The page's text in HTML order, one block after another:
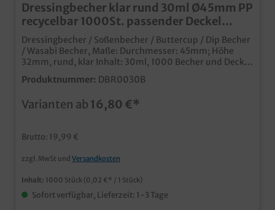
Dressingbecher klar rund 30ml Ø45mm PP
recycelbar 1000St. passender Deckel
wählbar
Dressingbecher / Soßenbecher / Buttercup / Dip Becher
/ Wasabi Becher, Maße: Durchmesser: 45mm; Höhe
32mm, rund, klar Inhalt: 30ml, 1000 Becher und Deckel
separat bestellbar Klarer Verpackungsbecher in runder
Ausführung Ideal für Dressings, Dips oder Saucen
Kunststoff (recycelbar)
Produktnummer: DBR0030B
Varianten ab 16,80 €*
Brutto: 19,99 €
zzgl. MwSt und Versandkosten
Inhalt: 1000 Stück (0,02 €* / 1 Stück)
Sofort verfügbar, Lieferzeit: 1-3 Tage